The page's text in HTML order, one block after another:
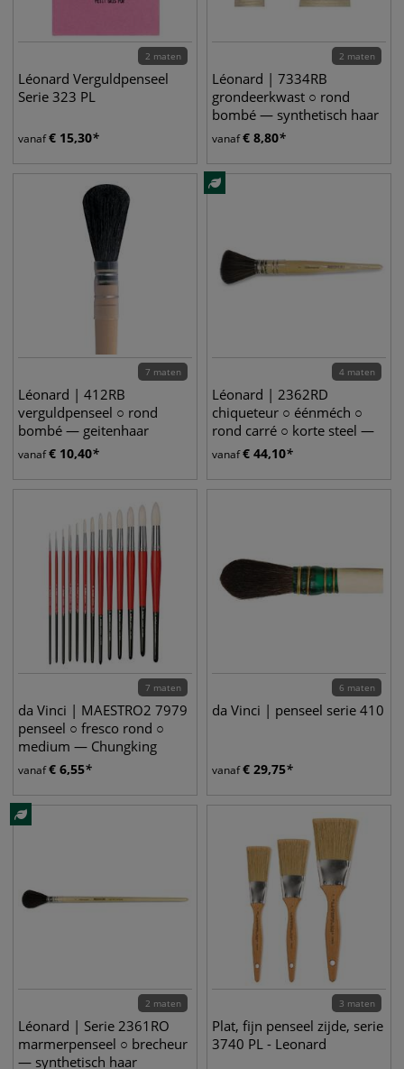
2 maten
Léonard Verguldpenseel
Serie 323 PL
vanaf€ 15,30
2 maten
Léonard | 7334RB
grondeerkwast ○ rond
bombé — synthetisch haar
vanaf€ 8,80
7 maten
Léonard | 412RB
verguldpenseel ○ rond
bombé — geitenhaar
vanaf€ 10,40
4 maten
Léonard | 2362RD
chiqueteur ○ éénméch ○
rond carré ○ korte steel —
synthetisch haar
vanaf€ 44,10
7 maten
da Vinci | MAESTRO2 7979
penseel ○ fresco rond ○
medium — Chungking
varkenshaar
vanaf€ 6,55
6 maten
da Vinci | penseel serie 410
vanaf€ 29,75
2 maten
Léonard | Serie 2361RO
marmerpenseel ○ brecheur
— synthetisch haar
3 maten
Plat, fijn penseel zijde, serie
3740 PL - Leonard